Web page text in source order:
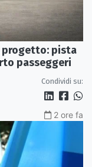
progetto: pista
passeggeri
Condividi su:
2 ore fa